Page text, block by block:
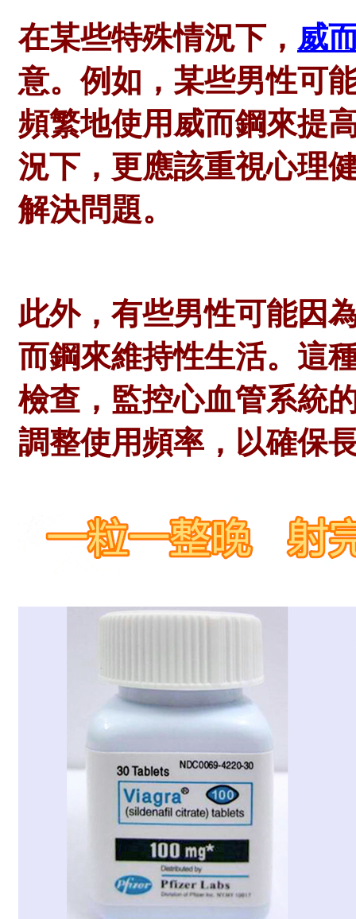
在某些特殊情況下， 威
意。例如，某些男性可
頻繁地使用威而鋼來提
況下，更應該重視心理
解決問題。
此外，有些男性可能因
而鋼來維持性生活。這
檢查，監控心血管系統
調整使用頻率，以確保